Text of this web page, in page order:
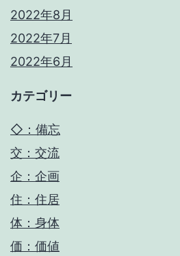
2022年8月
2022年7月
2022年6月
カテゴリー
◇：備忘
交：交流
企：企画
住：住居
体：身体
価：価値